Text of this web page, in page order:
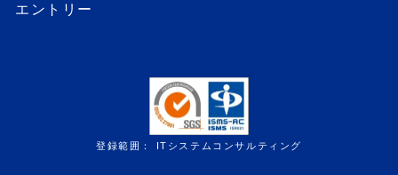
エントリー
登録範囲： ITシステムコンサルティング